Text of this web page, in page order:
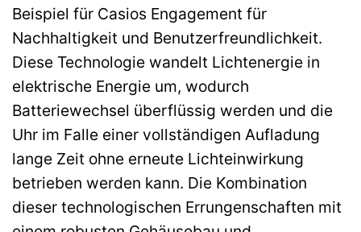
Beispiel für Casios Engagement für
Nachhaltigkeit und Benutzerfreundlichkeit.
Diese Technologie wandelt Lichtenergie in
elektrische Energie um, wodurch
Batteriewechsel überflüssig werden und die
Uhr im Falle einer vollständigen Aufladung
lange Zeit ohne erneute Lichteinwirkung
betrieben werden kann. Die Kombination
dieser technologischen Errungenschaften mit